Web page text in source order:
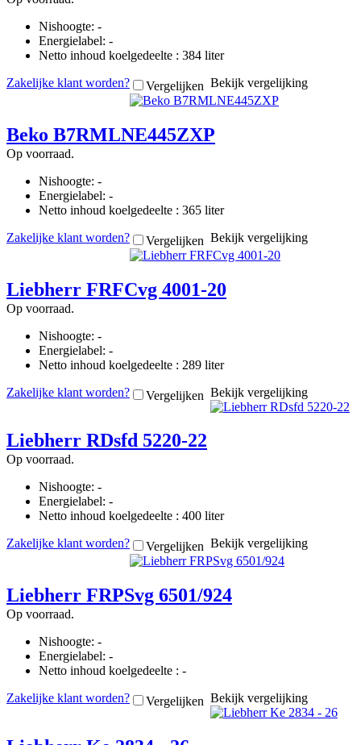
Nishoogte: -
Energielabel: -
Netto inhoud koelgedeelte : 384 liter
Zakelijke klant worden?
Vergelijken Bekijk vergelijking
Beko B7RMLNE445ZXP
Op voorraad.
Nishoogte: -
Energielabel: -
Netto inhoud koelgedeelte : 365 liter
Zakelijke klant worden?
Vergelijken Bekijk vergelijking
Liebherr FRFCvg 4001-20
Op voorraad.
Nishoogte: -
Energielabel: -
Netto inhoud koelgedeelte : 289 liter
Zakelijke klant worden?
Vergelijken Bekijk vergelijking
Liebherr RDsfd 5220-22
Op voorraad.
Nishoogte: -
Energielabel: -
Netto inhoud koelgedeelte : 400 liter
Zakelijke klant worden?
Vergelijken Bekijk vergelijking
Liebherr FRPSvg 6501/924
Op voorraad.
Nishoogte: -
Energielabel: -
Netto inhoud koelgedeelte : -
Zakelijke klant worden?
Vergelijken Bekijk vergelijking